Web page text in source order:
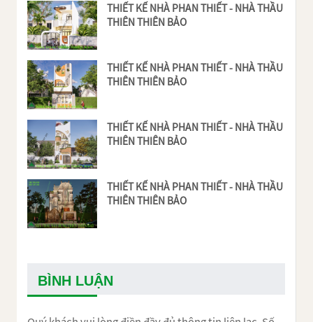
THIẾT KẾ NHÀ PHAN THIẾT - NHÀ THẦU
THIÊN THIÊN BẢO
THIẾT KẾ NHÀ PHAN THIẾT - NHÀ THẦU
THIÊN THIÊN BẢO
THIẾT KẾ NHÀ PHAN THIẾT - NHÀ THẦU
THIÊN THIÊN BẢO
THIẾT KẾ NHÀ PHAN THIẾT - NHÀ THẦU
THIÊN THIÊN BẢO
BÌNH LUẬN